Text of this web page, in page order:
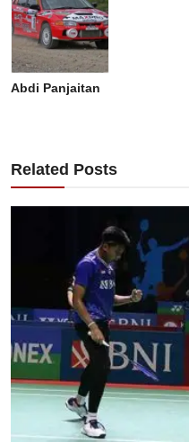
Abdi Panjaitan
Related Posts